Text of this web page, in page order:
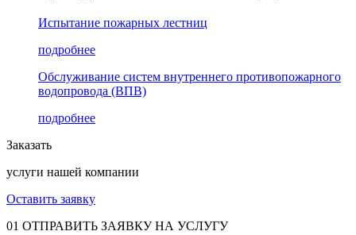
Испытание пожарных лестниц
подробнее
Обслуживание систем внутреннего противопожарного
водопровода (ВПВ)
подробнее
Заказать
услуги нашей компании
Оставить заявку
01 ОТПРАВИТЬ ЗАЯВКУ НА УСЛУГУ